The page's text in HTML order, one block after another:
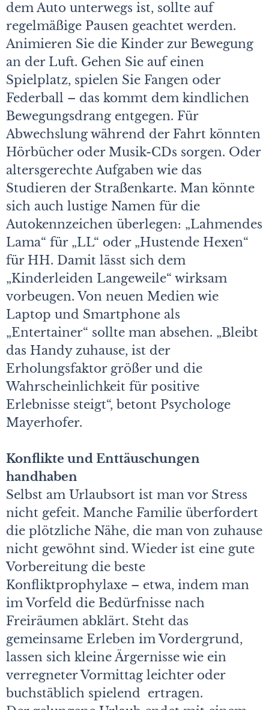
dem Auto unterwegs ist, sollte auf
regelmäßige Pausen geachtet werden.
Animieren Sie die Kinder zur Bewegung
an der Luft. Gehen Sie auf einen
Spielplatz, spielen Sie Fangen oder
Federball – das kommt dem kindlichen
Bewegungsdrang entgegen. Für
Abwechslung während der Fahrt könnten
Hörbücher oder Musik-CDs sorgen. Oder
altersgerechte Aufgaben wie das
Studieren der Straßenkarte. Man könnte
sich auch lustige Namen für die
Autokennzeichen überlegen: „Lahmendes
Lama“ für „LL“ oder „Hustende Hexen“
für HH. Damit lässt sich dem
„Kinderleiden Langeweile“ wirksam
vorbeugen. Von neuen Medien wie
Laptop und Smartphone als
„Entertainer“ sollte man absehen. „Bleibt
das Handy zuhause, ist der
Erholungsfaktor größer und die
Wahrscheinlichkeit für positive
Erlebnisse steigt“, betont Psychologe
Mayerhofer.
Konflikte und Enttäuschungen
handhaben
Selbst am Urlaubsort ist man vor Stress
nicht gefeit. Manche Familie überfordert
die plötzliche Nähe, die man von zuhause
nicht gewöhnt sind. Wieder ist eine gute
Vorbereitung die beste
Konfliktprophylaxe – etwa, indem man
im Vorfeld die Bedürfnisse nach
Freiräumen abklärt. Steht das
gemeinsame Erleben im Vordergrund,
lassen sich kleine Ärgernisse wie ein
verregneter Vormittag leichter oder
buchstäblich spielend ertragen.